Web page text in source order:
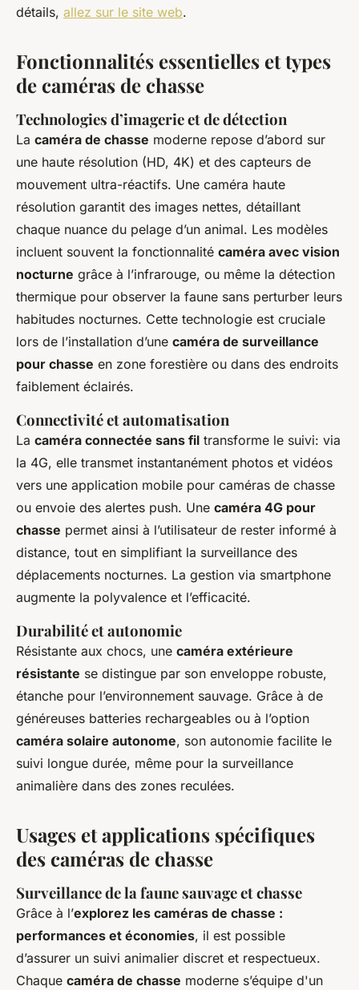
détails, allez sur le site web.
Fonctionnalités essentielles et types
de caméras de chasse
Technologies d’imagerie et de détection
La caméra de chasse moderne repose d’abord sur
une haute résolution (HD, 4K) et des capteurs de
mouvement ultra-réactifs. Une caméra haute
résolution garantit des images nettes, détaillant
chaque nuance du pelage d’un animal. Les modèles
incluent souvent la fonctionnalité caméra avec vision
nocturne grâce à l’infrarouge, ou même la détection
thermique pour observer la faune sans perturber leurs
habitudes nocturnes. Cette technologie est cruciale
lors de l’installation d’une caméra de surveillance
pour chasse en zone forestière ou dans des endroits
faiblement éclairés.
Connectivité et automatisation
La caméra connectée sans fil transforme le suivi: via
la 4G, elle transmet instantanément photos et vidéos
vers une application mobile pour caméras de chasse
ou envoie des alertes push. Une caméra 4G pour
chasse permet ainsi à l’utilisateur de rester informé à
distance, tout en simplifiant la surveillance des
déplacements nocturnes. La gestion via smartphone
augmente la polyvalence et l’efficacité.
Durabilité et autonomie
Résistante aux chocs, une caméra extérieure
résistante se distingue par son enveloppe robuste,
étanche pour l’environnement sauvage. Grâce à de
généreuses batteries rechargeables ou à l’option
caméra solaire autonome, son autonomie facilite le
suivi longue durée, même pour la surveillance
animalière dans des zones reculées.
Usages et applications spécifiques
des caméras de chasse
Surveillance de la faune sauvage et chasse
Grâce à l’explorez les caméras de chasse :
performances et économies, il est possible
d’assurer un suivi animalier discret et respectueux.
Chaque caméra de chasse moderne s’équipe d'un